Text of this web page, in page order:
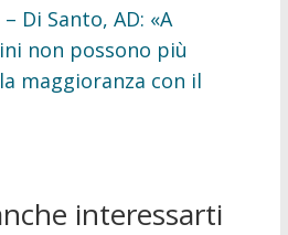
Di Santo, AD: «A
non possono più
maggioranza con il
interessarti